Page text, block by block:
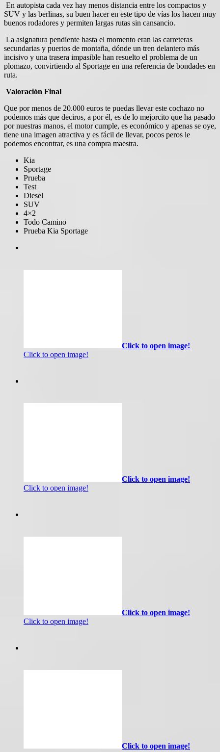
En autopista cada vez hay menos distancia entre los compactos y
SUV y las berlinas, su buen hacer en este tipo de vías los hacen muy
buenos rodadores y permiten largas rutas sin cansancio.
La asignatura pendiente hasta el momento eran las carreteras
secundarias y puertos de montaña, dónde un tren delantero más
incisivo y una trasera impasible han resuelto el problema de un
plomazo, convirtiendo al Sportage en una referencia de bondades en
ruta.
Valoración Final
Que por menos de 20.000 euros te puedas llevar este cochazo no
podemos más que deciros, a por él, es de lo mejorcito que ha pasado
por nuestras manos, el motor cumple, es económico y apenas se oye,
tiene una imagen atractiva y es fácil de llevar, pocos peros le
podemos encontrar, es una compra maestra.
Kia
Sportage
Prueba
Test
Diesel
SUV
4×2
Todo Camino
Prueba Kia Sportage
Click to open image!
Click to open image!
Click to open image!
Click to open image!
Click to open image!
Click to open image!
Click to open image!